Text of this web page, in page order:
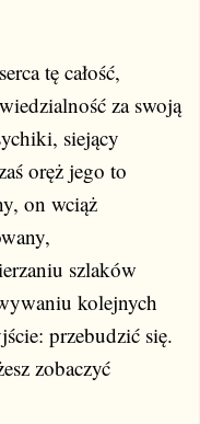
tę całość,
za swoją
siejący
oręż jego to
on wciąż
szlaków
kolejnych
przebudzić się.
zobaczyć